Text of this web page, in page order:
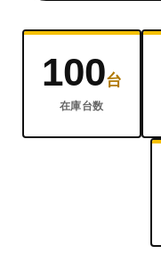
100台
在庫台数